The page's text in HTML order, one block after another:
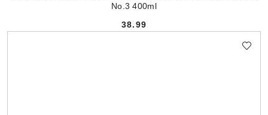
No.3 400ml
Cena:
38.99